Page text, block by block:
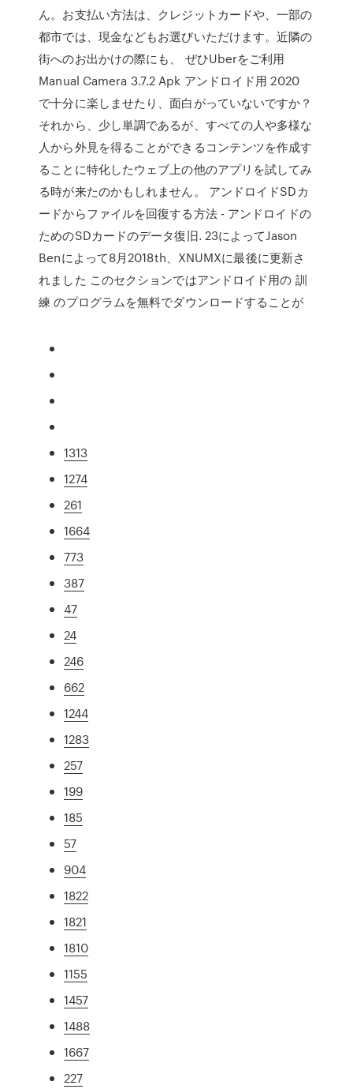
ん。お支払い方法は、クレジットカードや、一部の
都市では、現金などもお選びいただけます。近隣の
街へのお出かけの際にも、 ぜひUberをご利用
Manual Camera 3.7.2 Apk アンドロイド用 2020
で十分に楽しませたり、面白がっていないですか？
それから、少し単調であるが、すべての人や多様な
人から外見を得ることができるコンテンツを作成す
ることに特化したウェブ上の他のアプリを試してみ
る時が来たのかもしれません。 アンドロイドSDカ
ードからファイルを回復する方法 - アンドロイドの
ためのSDカードのデータ復旧. 23によってJason
Benによって8月2018th、XNUMXに最後に更新さ
れました このセクションではアンドロイド用の 訓
練 のプログラムを無料でダウンロードすることが
1313
1274
261
1664
773
387
47
24
246
662
1244
1283
257
199
185
57
904
1822
1821
1810
1155
1457
1488
1667
227